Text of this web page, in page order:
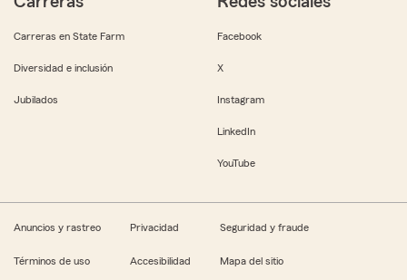
Carreras en State Farm
Diversidad e inclusión
Jubilados
Facebook
X
Instagram
LinkedIn
YouTube
Anuncios y rastreo Privacidad Seguridad y fraude
Términos de uso Accesibilidad Mapa del sitio